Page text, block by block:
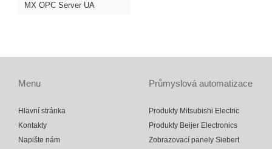
MX OPC Server UA
Menu
Hlavní stránka
Kontakty
Napište nám
Průmyslová automatizace
Produkty Mitsubishi Electric
Produkty Beijer Electronics
Zobrazovací panely Siebert